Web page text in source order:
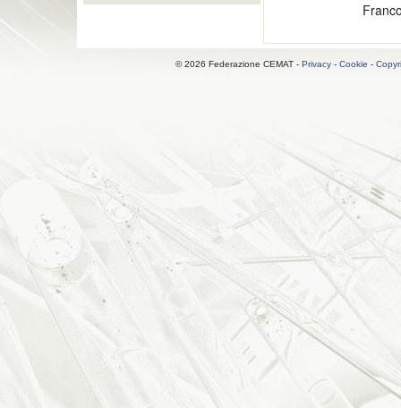
© 2026 Federazione CEMAT - Privacy- Cookie -